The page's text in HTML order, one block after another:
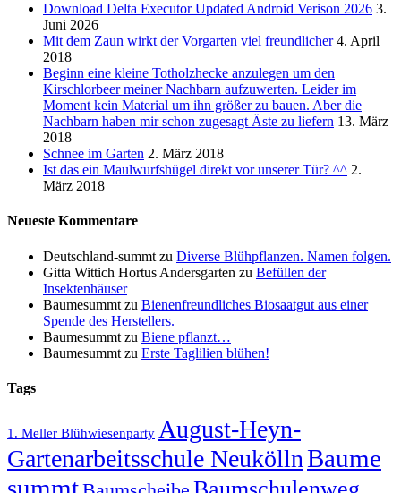
Download Delta Executor Updated Android Verison 2026 3.
Juni 2026
Mit dem Zaun wirkt der Vorgarten viel freundlicher 4. April
2018
Beginn eine kleine Totholzhecke anzulegen um den
Kirschlorbeer meiner Nachbarn aufzuwerten. Leider im
Moment kein Material um ihn größer zu bauen. Aber die
Nachbarn haben mir schon zugesagt Äste zu liefern 13. März
2018
Schnee im Garten 2. März 2018
Ist das ein Maulwurfshügel direkt vor unserer Tür? ^^ 2.
März 2018
Neueste Kommentare
Deutschland-summt zu Diverse Blühpflanzen. Namen folgen.
Gitta Wittich Hortus Andersgarten zu Befüllen der
Insektenhäuser
Baumesummt zu Bienenfreundliches Biosaatgut aus einer
Spende des Herstellers.
Baumesummt zu Biene pflanzt…
Baumesummt zu Erste Taglilien blühen!
Tags
1. Meller Blühwiesenparty August-Heyn-
Gartenarbeitsschule NeuköllnBaume